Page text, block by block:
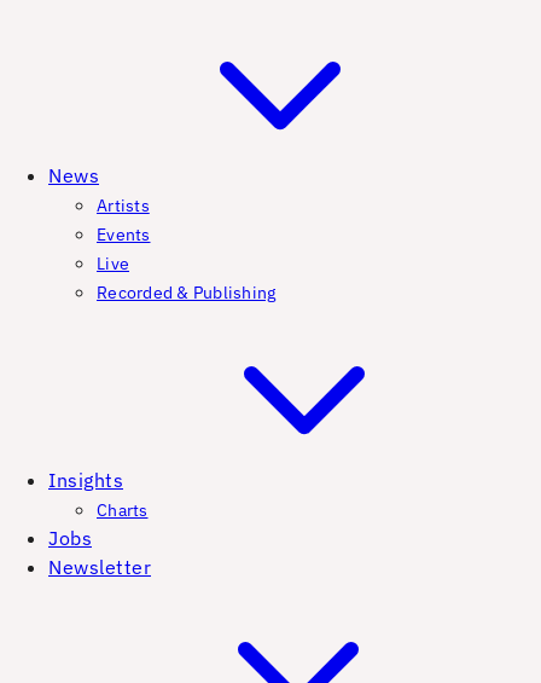
News
Artists
Events
Live
Recorded & Publishing
Insights
Charts
Jobs
Newsletter